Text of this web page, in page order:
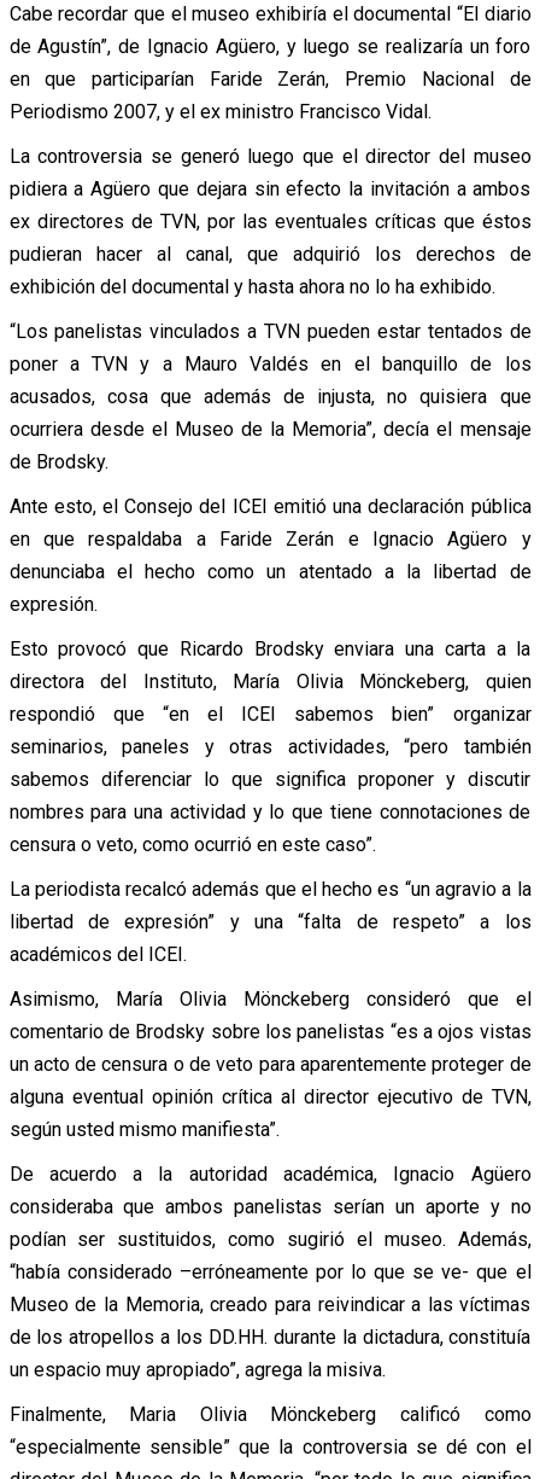
Cabe recordar que el museo exhibiría el documental “El diario
de Agustín”, de Ignacio Agüero, y luego se realizaría un foro
en que participarían Faride Zerán, Premio Nacional de
Periodismo 2007, y el ex ministro Francisco Vidal.
La controversia se generó luego que el director del museo
pidiera a Agüero que dejara sin efecto la invitación a ambos
ex directores de TVN, por las eventuales críticas que éstos
pudieran hacer al canal, que adquirió los derechos de
exhibición del documental y hasta ahora no lo ha exhibido.
“Los panelistas vinculados a TVN pueden estar tentados de
poner a TVN y a Mauro Valdés en el banquillo de los
acusados, cosa que además de injusta, no quisiera que
ocurriera desde el Museo de la Memoria”, decía el mensaje
de Brodsky.
Ante esto, el Consejo del ICEI emitió una declaración pública
en que respaldaba a Faride Zerán e Ignacio Agüero y
denunciaba el hecho como un atentado a la libertad de
expresión.
Esto provocó que Ricardo Brodsky enviara una carta a la
directora del Instituto, María Olivia Mönckeberg, quien
respondió que “en el ICEI sabemos bien” organizar
seminarios, paneles y otras actividades, “pero también
sabemos diferenciar lo que significa proponer y discutir
nombres para una actividad y lo que tiene connotaciones de
censura o veto, como ocurrió en este caso”.
La periodista recalcó además que el hecho es “un agravio a la
libertad de expresión” y una “falta de respeto” a los
académicos del ICEI.
Asimismo, María Olivia Mönckeberg consideró que el
comentario de Brodsky sobre los panelistas “es a ojos vistas
un acto de censura o de veto para aparentemente proteger de
alguna eventual opinión crítica al director ejecutivo de TVN,
según usted mismo manifiesta”.
De acuerdo a la autoridad académica, Ignacio Agüero
consideraba que ambos panelistas serían un aporte y no
podían ser sustituidos, como sugirió el museo. Además,
“había considerado –erróneamente por lo que se ve- que el
Museo de la Memoria, creado para reivindicar a las víctimas
de los atropellos a los DD.HH. durante la dictadura, constituía
un espacio muy apropiado”, agrega la misiva.
Finalmente, Maria Olivia Mönckeberg calificó como
“especialmente sensible” que la controversia se dé con el